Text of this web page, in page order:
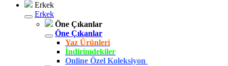
Erkek
Erkek
Öne Çıkanlar
Öne Çıkanlar
Yaz Ürünleri
İndirimdekiler
Online Özel Koleksiyon